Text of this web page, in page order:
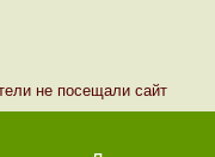
не посещали сайт